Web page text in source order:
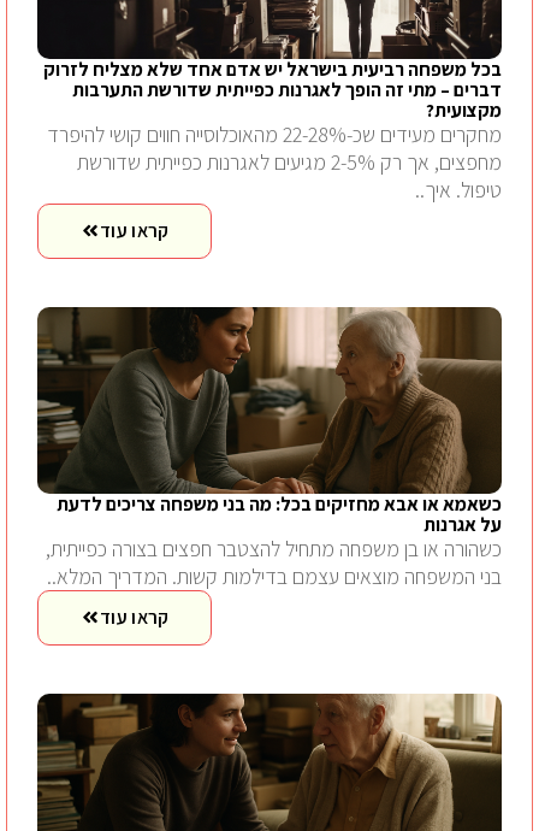
בכל משפחה רביעית בישראל יש אדם אחד שלא מצליח לזרוק
דברים – מתי זה הופך לאגרנות כפייתית שדורשת התערבות
מקצועית?
מחקרים מעידים שכ-22-28% מהאוכלוסייה חווים קושי להיפרד
מחפצים, אך רק 2-5% מגיעים לאגרנות כפייתית שדורשת
טיפול. איך..
קראו עוד
כשאמא או אבא מחזיקים בכל: מה בני משפחה צריכים לדעת
על אגרנות
כשהורה או בן משפחה מתחיל להצטבר חפצים בצורה כפייתית,
בני המשפחה מוצאים עצמם בדילמות קשות. המדריך המלא..
קראו עוד